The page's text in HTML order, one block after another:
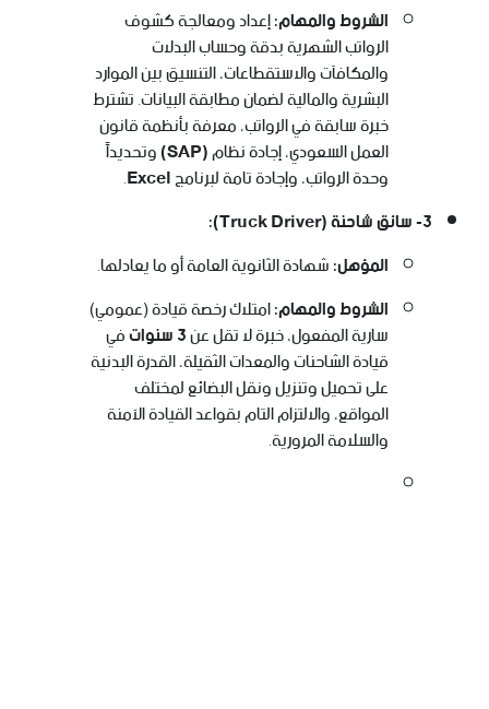
الشروط والمهام:إعداد ومعالجة كشوف
الرواتب الشهرية بدقة وحساب البدلات
والمكافآت والاستقطاعات، التنسيق بين الموارد
البشرية والمالية لضمان مطابقة البيانات. تشترط
خبرة سابقة في الرواتب، معرفة بأنظمة قانون
العمل السعودي، إجادة نظام(SAP) وتحديداً
وحدة الرواتب، وإجادة تامة لبرنامجExcel
.
3- سائق شاحنة (Truck Driver):
المؤهل:شهادة الثانوية العامة أو ما يعادلها.
الشروط والمهام:امتلاك رخصة قيادة (عمومي)
سارية المفعول، خبرة لا تقل عن3 سنوات في
قيادة الشاحنات والمعدات الثقيلة، القدرة البدنية
على تحميل وتنزيل ونقل البضائع لمختلف
المواقع، والالتزام التام بقواعد القيادة الآمنة
والسلامة المرورية.